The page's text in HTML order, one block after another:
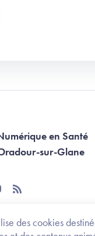
des cookies
en Santé
sur-Glane
rss